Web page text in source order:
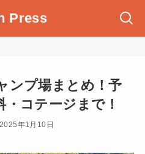
Press
ンプ場まとめ！予
コテージまで！
2025年1月10日